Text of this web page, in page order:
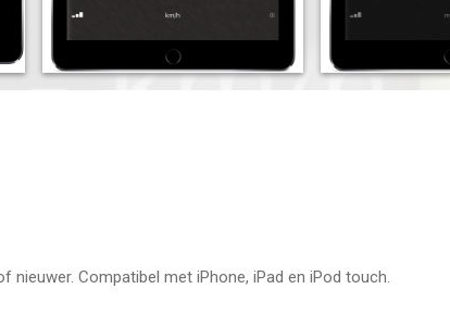
nieuwer. Compatibel met iPhone, iPad en iPod touch.